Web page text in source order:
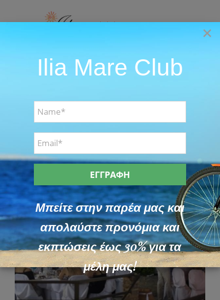
to
×
Ilia Mare Club
Μπείτε στην παρέα μας και
απολαύστε προνόμια και
εκπτώσεις έως 30% για τα
μέλη μας!